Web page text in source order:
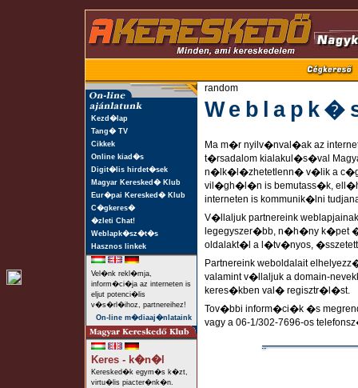
Kezd�lap
Tang� TV
Cikkek
Online kiad�s
Digit�lis hirdet�sek
Magyar Keresked� Klub
Eur�pai Keresked� Klub
C�gkeres�
�zleti Chat!
Weblapk�sz�t�s
Hasznos linkek
Vel�nk rekl�mja,
inform�ci�ja az interneten is
eljut potenci�lis
v�s�rl�ihoz, partnereihez!
On-line m�diaaj�nlataink
Keres - k�n�l
Keresked�k egym�s k�zt,
virtu�lis piacter�nk�n.
random
Ma m�r nyilv�nval�ak az
t�rsadalom kialakul�s�val
n�lk�l�zhetetlenn� v�lik a
vil�gh�l�n is bemutass�k,
interneten is kommunik�lni
V�llaljuk partnereink
legegyszer�bb, n�h�ny k�pet
oldalakt�l a l�tv�nyos,
Partnereink weboldalait
valamint v�llaljuk a domain-
keres�kben val� regisztr�l�st.
Tov�bbi inform�ci�k �s
vagy a 06-1/302-7696-os